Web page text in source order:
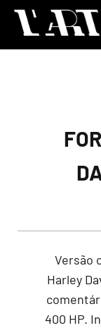
Versão
Harley
400 HP.